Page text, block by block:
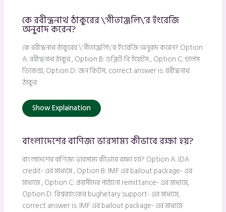
কে রবীন্দ্রনাথ ঠাকুরের \’গীতাঞ্জলি\’র ইংরেজি
অনুবাদ করেন?
কে রবীন্দ্রনাথ ঠাকুরের \'গীতাঞ্জলি\'র ইংরেজি অনুবাদ করেন? Option
A: রবীন্দ্রনাথ ঠাকুর , Option B: ডব্লিউ বি ইয়েটস , Option C: চার্লস
ডিকেন্স, Option D: জন কিটস, correct answer is: রবীন্দ্রনাথ
ঠাকুর
Show Explaination
বাংলাদেশের বাণিজ্য ভারসাম্য কীভাবে রক্ষা হয়?
বাংলাদেশের বাণিজ্য ভারসাম্য কীভাবে রক্ষা হয়? Option A: IDA
credit- এর মাধ্যমে , Option B: IMF এর bailout package- এর
মাধ্যমে , Option C: প্রবাসীদের পাঠানো remittance- এর মাধ্যমে,
Option D: বিশ্বব্যাংকের bughetary support- এর মাধ্যমে,
correct answer is: IMF এর bailout package- এর মাধ্যমে